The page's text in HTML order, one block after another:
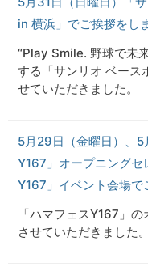
in 横浜」でご挨拶をし
“Play Smile. 野球で未
する「サンリオ ベース
せていただきました。
5月29日（金曜日）、5
Y167」オープニングセ
Y167」イベント会場で
「ハマフェスY167」
させていただきました。